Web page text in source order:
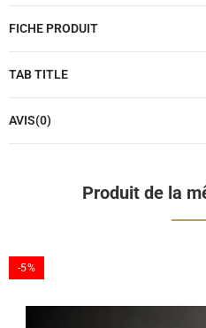
FICHE PRODUIT
TAB TITLE
AVIS(0)
Produit de la
-5%